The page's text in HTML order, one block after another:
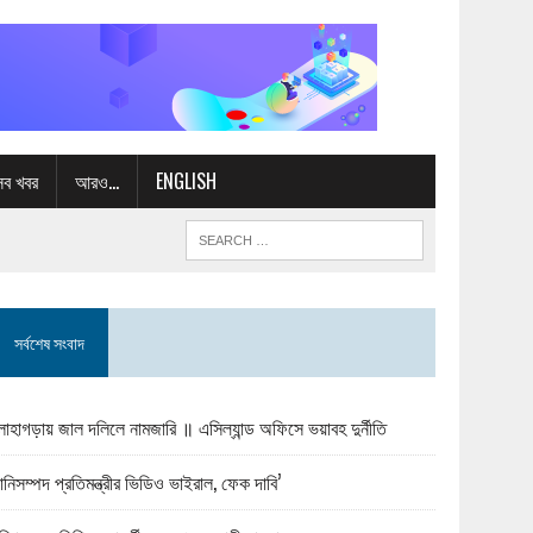
খবর আরও… ENGLISH
সর্বশেষ সংবাদ
জাল দলিলে নামজারি ॥ এসিল্যান্ড অফিসে ভয়াবহ দুর্নীতি
প্রতিমন্ত্রীর ভিডিও ভাইরাল, ফেক দাবি’